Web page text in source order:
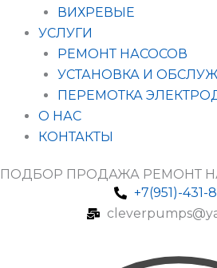
ВИХРЕВЫЕ
УСЛУГИ
РЕМОНТ НАСОСОВ
УСТАНОВКА И
ПЕРЕМОТКА
О НАС
КОНТАКТЫ
ПОДБОР ПРОДАЖА РЕМОНТ
+7(951)-431-